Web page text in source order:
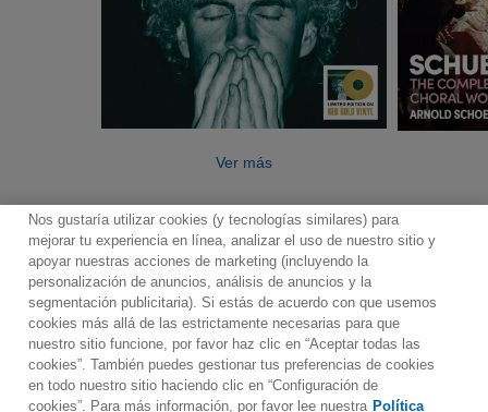
Ver más
Contacto Boletin informativo
Términos de Uso
Política de Privacidad
Mapa web
Política de cookies
Ajustes de Cookies
Nos gustaría utilizar cookies (y tecnologías similares) para
mejorar tu experiencia en línea, analizar el uso de nuestro sitio y
apoyar nuestras acciones de marketing (incluyendo la
personalización de anuncios, análisis de anuncios y la
segmentación publicitaria). Si estás de acuerdo con que usemos
cookies más allá de las estrictamente necesarias para que
nuestro sitio funcione, por favor haz clic en “Aceptar todas las
cookies”. También puedes gestionar tus preferencias de cookies
en todo nuestro sitio haciendo clic en “Configuración de
cookies”. Para más información, por favor lee nuestra Política